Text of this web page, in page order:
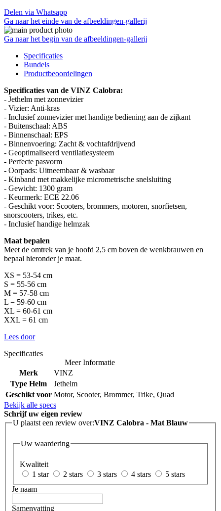
Delen via Whatsapp
Ga naar het einde van de afbeeldingen-gallerij
Ga naar het begin van de afbeeldingen-gallerij
Specificaties
Bundels
Productbeoordelingen
Specificaties van de VINZ Calobra:
- Jethelm met zonnevizier
- Vizier: Anti-kras
- Inclusief zonnevizier met handige bediening aan de zijkant
- Buitenschaal: ABS
- Binnenschaal: EPS
- Binnenvoering: Zacht & vochtafdrijvend
- Geoptimaliseerd ventilatiesysteem
- Perfecte pasvorm
- Oorpads: Uitneembaar & wasbaar
- Kinband met makkelijke micrometrische snelsluiting
- Gewicht: 1300 gram
- Keurmerk: ECE 22.06
- Geschikt voor: Scooters, brommers, motoren, snorfietsen,
snorscooters, trikes, etc.
- Inclusief handige helmzak
Maat bepalen
Meet de omtrek van je hoofd 2,5 cm boven de wenkbrauwen en
bepaal hieronder je maat.
XS = 53-54 cm
S = 55-56 cm
M = 57-58 cm
L = 59-60 cm
XL = 60-61 cm
XXL = 61 cm
Lees door
Specificaties
Meer Informatie
Merk
VINZ
Type Helm
Jethelm
Geschikt voor Motor, Scooter, Brommer, Trike, Quad
Bekijk alle specs
Schrijf uw eigen review
U plaatst een review over:VINZ Calobra - Mat Blauw
Uw waardering
Kwaliteit
1 star
2 stars 3 stars 4 stars
5 stars
Je naam
Samenvatting